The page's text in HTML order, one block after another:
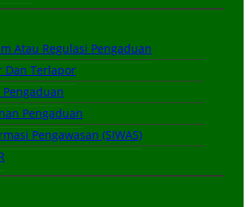
Atau Regulasi Pengaduan
Dan Terlapor
Pengaduan
Pengawasan (SIWAS)